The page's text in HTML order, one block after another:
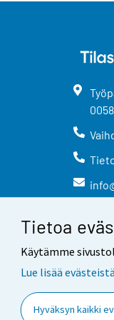
Tietoa
Käytämme
Lue lisää
Hyväksyn kaikki